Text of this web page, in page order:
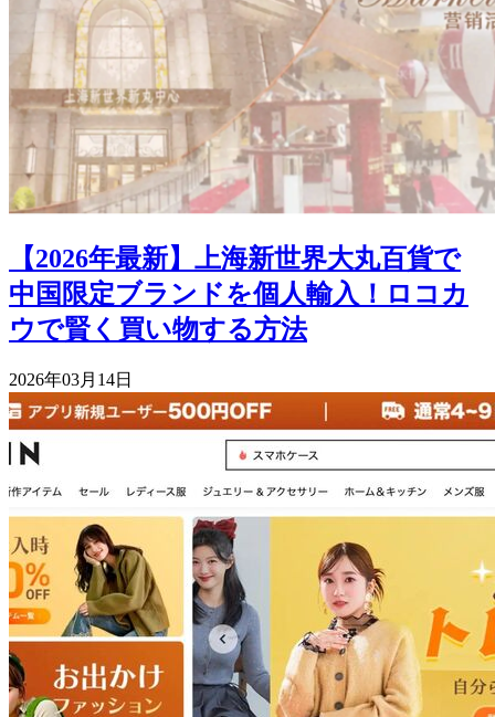
【2026年最新】上海新世界大丸百貨で
中国限定ブランドを個人輸入！ロコカ
ウで賢く買い物する方法
2026年03月14日